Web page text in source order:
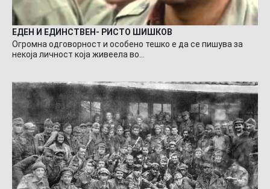
ЕДЕН И ЕДИНСТВЕН- РИСТО ШИШКОВ
Огромна одговорност и особено тешко е да се пишува за
некоја личност која живеела во…